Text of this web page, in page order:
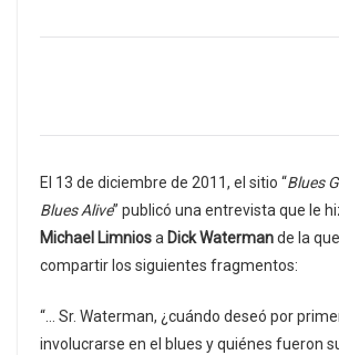
El 13 de diciembre de 2011, el sitio “Blues
Blues Alive” publicó una entrevista que le
Michael Limniosa Dick Watermande la
compartir los siguientes fragmentos:
“… Sr. Waterman, ¿cuándo deseó por
involucrarse en el blues y quiénes fueron